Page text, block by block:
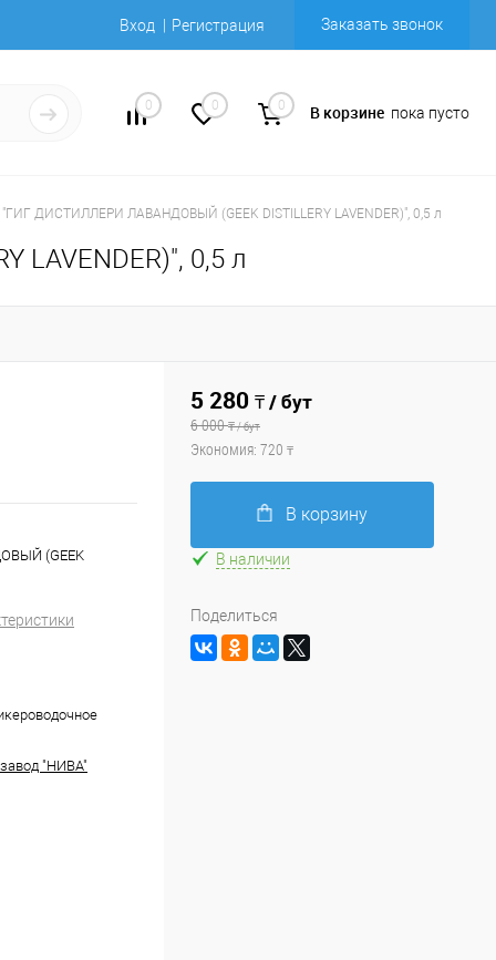
Вход Регистрация Заказать звонок
0 0 0 В корзине пока пусто
"ГИГ ДИСТИЛЛЕРИ ЛАВАНДОВЫЙ (GEEK DISTILLERY LAVENDER)", 0,5 л
0,5 л
(GEEK
"НИВА"
5 280 ₸ / бут
6 000₸ / бут
Экономия: 720 ₸
В корзину
В наличии
Поделиться